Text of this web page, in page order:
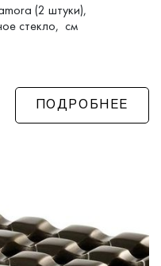
(2 штуки),
стекло, см
ПОДРОБНЕЕ